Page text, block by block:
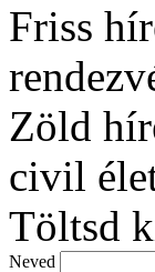
Friss
Zöld
civil
Töltsd
Neved